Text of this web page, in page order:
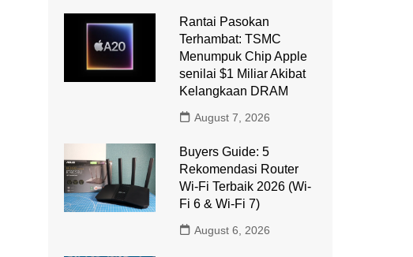
Rantai Pasokan
Terhambat: TSMC
Menumpuk Chip Apple
senilai $1 Miliar Akibat
Kelangkaan DRAM
August 7, 2026
Buyers Guide: 5
Rekomendasi Router
Wi-Fi Terbaik 2026 (Wi-
Fi 6 & Wi-Fi 7)
August 6, 2026